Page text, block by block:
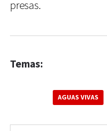
presas.
Temas:
AGUAS VIVAS